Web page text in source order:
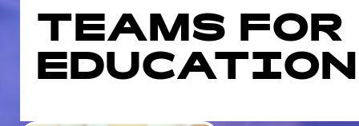
TEAMS FOR
EDUCATION